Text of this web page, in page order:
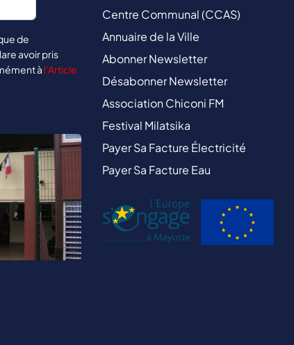
de
avoir pris
à l’Article
Centre Communal (CCAS)
Annuaire de la Ville
Abonner Newsletter
Désabonner Newsletter
Association Chiconi FM
Festival Milatsika
Payer Sa Facture Électricité
Payer Sa Facture Eau